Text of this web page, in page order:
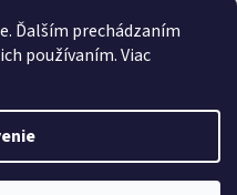
Ďalším prechádzaním
používaním. Viac
Shoptet